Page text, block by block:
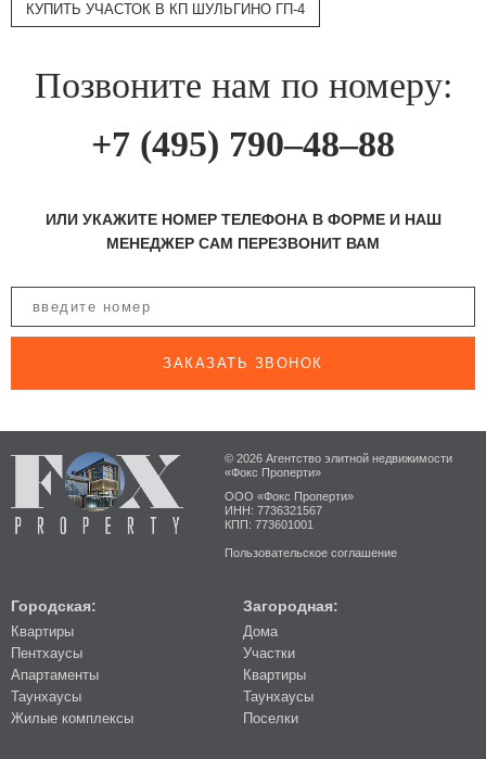
КУПИТЬ УЧАСТОК В КП ШУЛЬГИНО ГП-4
Позвоните нам по номеру:
+7 (495) 790–48–88
ИЛИ УКАЖИТЕ НОМЕР ТЕЛЕФОНА В ФОРМЕ И НАШ
МЕНЕДЖЕР САМ ПЕРЕЗВОНИТ ВАМ
ЗАКАЗАТЬ ЗВОНОК
© 2026 Агентство элитной недвижимости
«Фокс Проперти»
ООО «Фокс Проперти»
ИНН: 7736321567
КПП: 773601001
Пользовательское соглашение
Городская:
Квартиры
Пентхаусы
Апартаменты
Таунхаусы
Жилые комплексы
Загородная:
Дома
Участки
Квартиры
Таунхаусы
Поселки